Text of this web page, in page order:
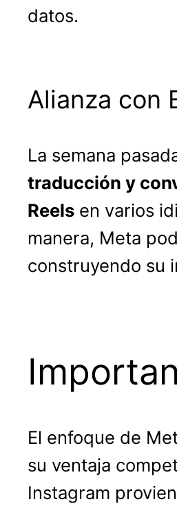
datos.
Alianza con
La semana
traducción y
Reels en varios
manera, Meta
construyendo su
El enfoque de
su ventaja
Instagram